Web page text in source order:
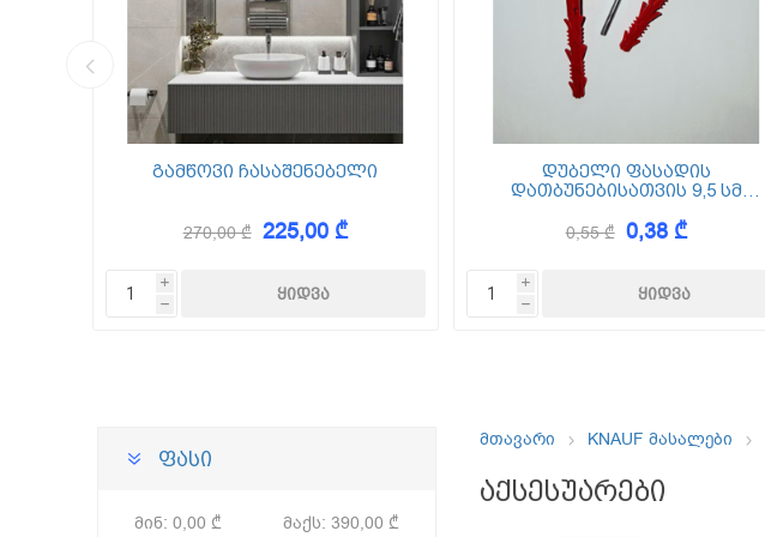
კედლის შემოსვები
KAEM Dekor
გამწოვი ჩასაშენებელი
270,00 ₾ 225,00 ₾
i
h
დუბელი ფასადის
დათბუნებისათვის 9,5 სმ
0,55 ₾ 0,38 ₾
i
h
მთავარი KNAUF მასალები
აქსესუარები
ფასი
მინ: 0,00 ₾ მაქს: 390,00 ₾